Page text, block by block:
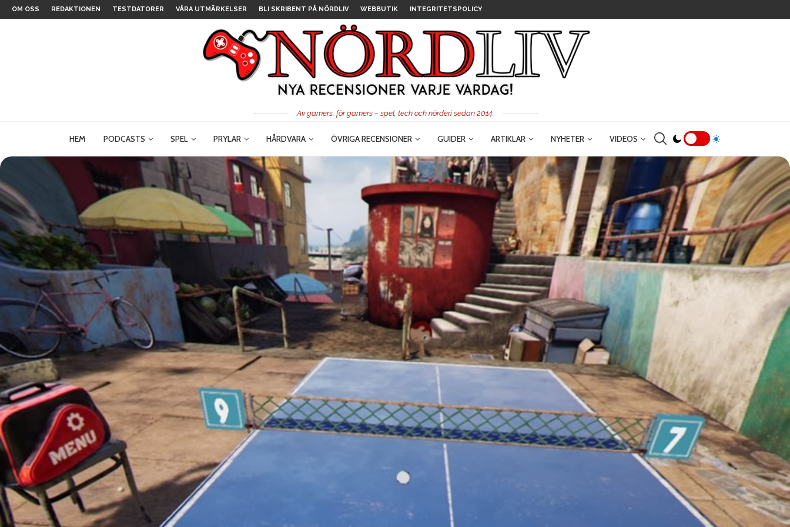
OM OSS REDAKTIONEN TESTDATORER VÅRA UTMÄRKELSER BLI SKRIBENT PÅ NÖRDLIV WEBBUTIK INTEGRITETSPOLICY
Av gamers, för gamers – spel, tech och nörderi sedan 2014.
HEM PODCASTS SPEL PRYLAR HÅRDVARA ÖVRIGA RECENSIONER GUIDER ARTIKLAR NYHETER VIDEOS